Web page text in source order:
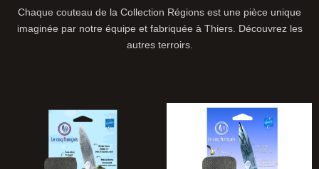
Chaque couteau de la Collection Régions est une pièce unique
imaginée par notre équipe et fabriquée à Thiers. Découvrez les
autres terroirs.